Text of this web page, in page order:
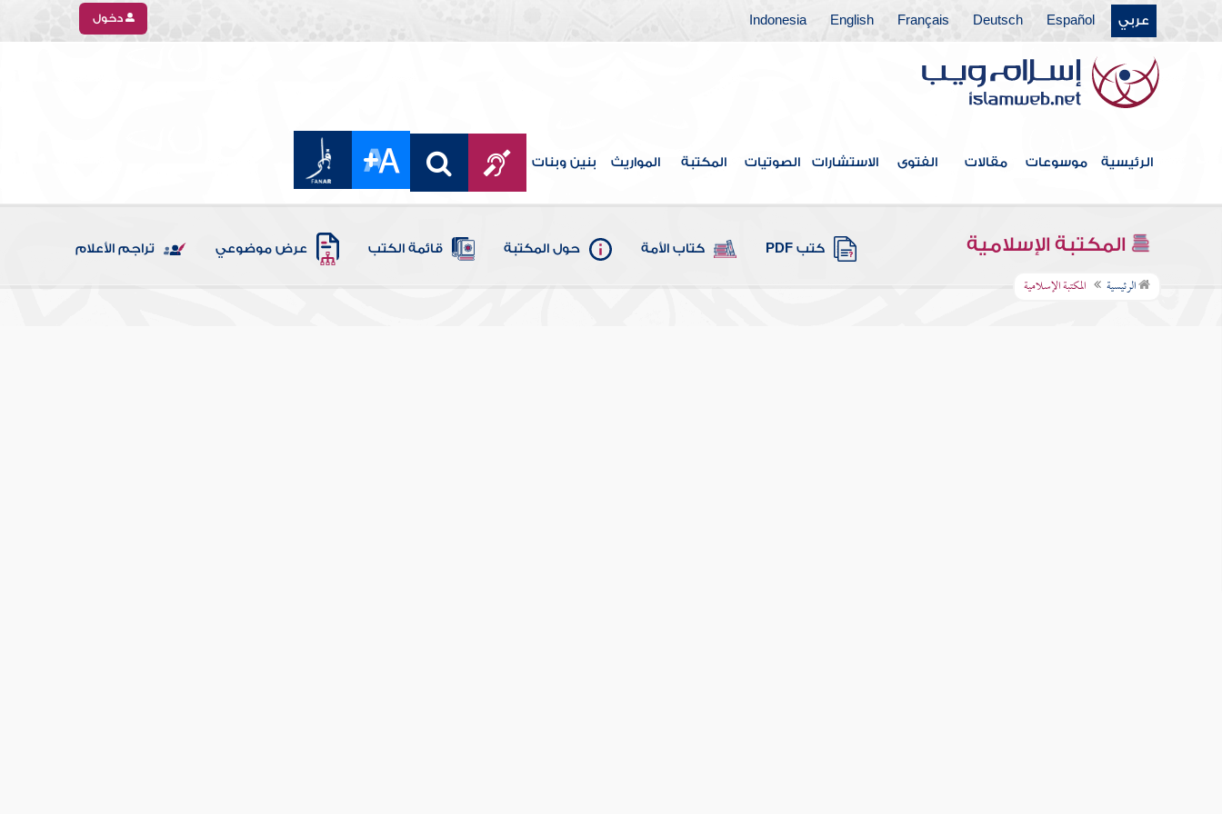
عربي Español
Deutsch
Français
English
Indonesia دخول
الرئيسية موسوعات مقالات الفتوى الاستشارات الصوتيات المكتبة المواريث بنين وبنات
المكتبة الإسلامية كتب PDF كتاب الأمة حول المكتبة قائمة الكتب عرض موضوعي تراجم الأعلام
الرئيسية المكتبة الإسلامية